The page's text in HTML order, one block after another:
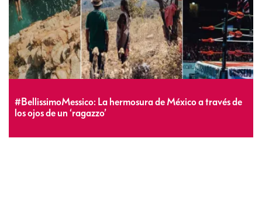
#BellissimoMessico: La hermosura de México a través de
los ojos de un ‘ragazzo’